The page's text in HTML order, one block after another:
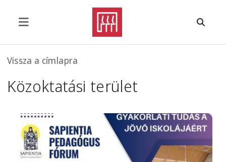
Morzsa
Vissza a címlapra
Közoktatási terület
Image